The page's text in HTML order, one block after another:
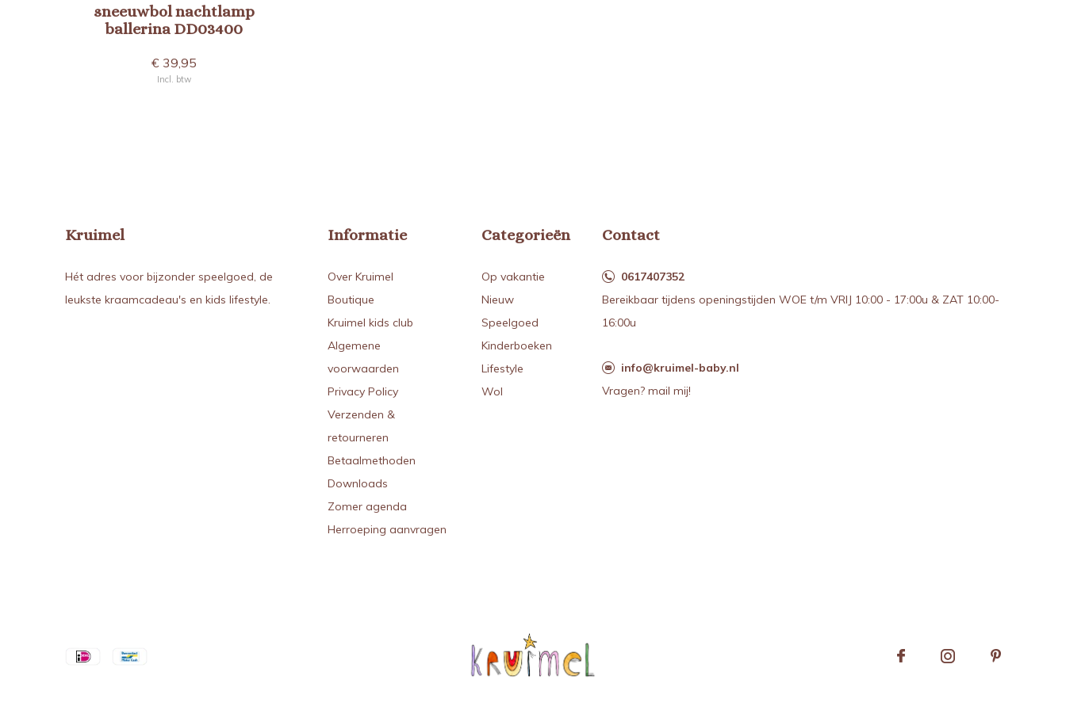
sneeuwbol nachtlamp
ballerina DD03400
€ 39,95
Incl. btw
Kruimel
Hét adres voor bijzonder speelgoed, de
leukste kraamcadeau's en kids lifestyle.
Informatie
Over Kruimel
Boutique
Kruimel kids club
Algemene
voorwaarden
Privacy Policy
Verzenden &
retourneren
Betaalmethoden
Downloads
Zomer agenda
Herroeping aanvragen
Categorieën
Op vakantie
Nieuw
Speelgoed
Kinderboeken
Lifestyle
Wol
Contact
0617407352
Bereikbaar tijdens openingstijden WOE t/m VRIJ 10:00 - 17:00u & ZAT 10:00-
16:00u
info@kruimel-baby.nl
Vragen? mail mij!